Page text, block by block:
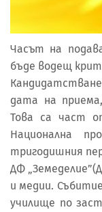
Часът на
бъде водещ
дата на
Това са част
Национална
тригодишния
ДФ
и медии.
училище по